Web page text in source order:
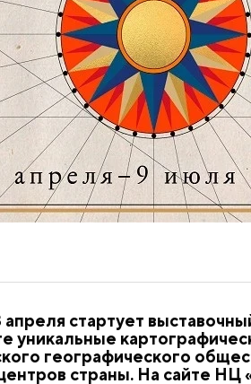
стартует
уникальные
географического
страны. На сайте НЦ